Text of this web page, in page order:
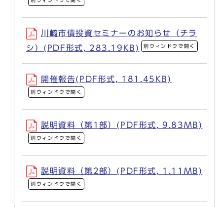
川崎市債投資セミナーのお知らせ（チラ
シ）(PDF形式, 283.19KB)
別ウィンドウで開く
開催報告(PDF形式, 181.45KB)
別ウィンドウで開く
説明資料（第1部）(PDF形式, 9.83MB)
別ウィンドウで開く
説明資料（第2部）(PDF形式, 1.11MB)
別ウィンドウで開く